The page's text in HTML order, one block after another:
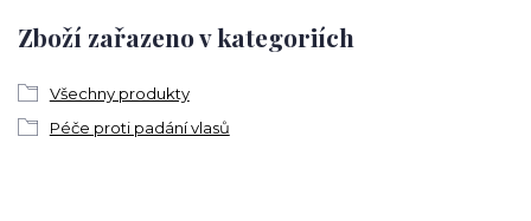
Zboží zařazeno v kategoriích
Všechny produkty
Péče proti padání vlasů